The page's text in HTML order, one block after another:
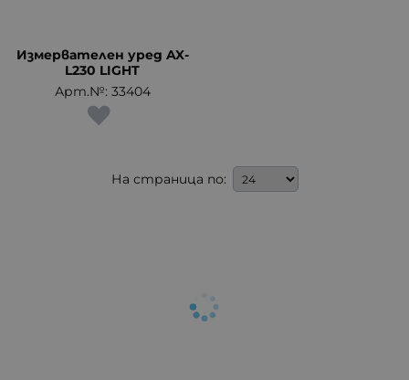
Измервателен уред AX-
L230 LIGHT
Арт.№: 33404
На страница по: